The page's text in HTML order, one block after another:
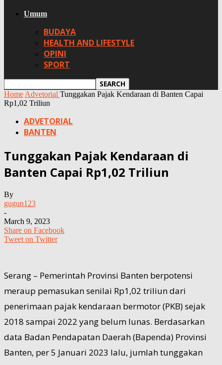
Umum
BUDAYA
HEALTH AND LIFESTYLE
OPINI
SPORT
Home Advetorial Tunggakan Pajak Kendaraan di Banten Capai
Rp1,02 Triliun
ADVETORIAL
BANTEN
Tunggakan Pajak Kendaraan di
Banten Capai Rp1,02 Triliun
By
gugun123
-
March 9, 2023
Share on Facebook
Tweet on Twitter
Serang – Pemerintah Provinsi Banten berpotensi
meraup pemasukan senilai Rp1,02 triliun dari
penerimaan pajak kendaraan bermotor (PKB) sejak
2018 sampai 2022 yang belum lunas. Berdasarkan
data Badan Pendapatan Daerah (Bapenda) Provinsi
Banten, per 5 Januari 2023 lalu, jumlah tunggakan